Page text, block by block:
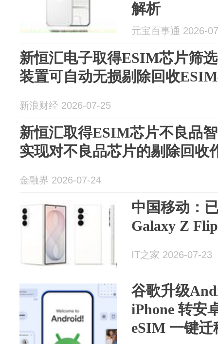
解析
元宝百事通 2026-
新恒汇电子取得ESIM芯片筛
装置可自动无损剔除回收
新浪财经 2026-07-25
新恒汇取得ESIM芯片不良品
实现对不良品芯片的剔除回收
金融界 2026-07-24
中国移动：
Galaxy Z
IT之家 2026-07-23
谷歌升级
iPhone 转安
eSIM 一键迁